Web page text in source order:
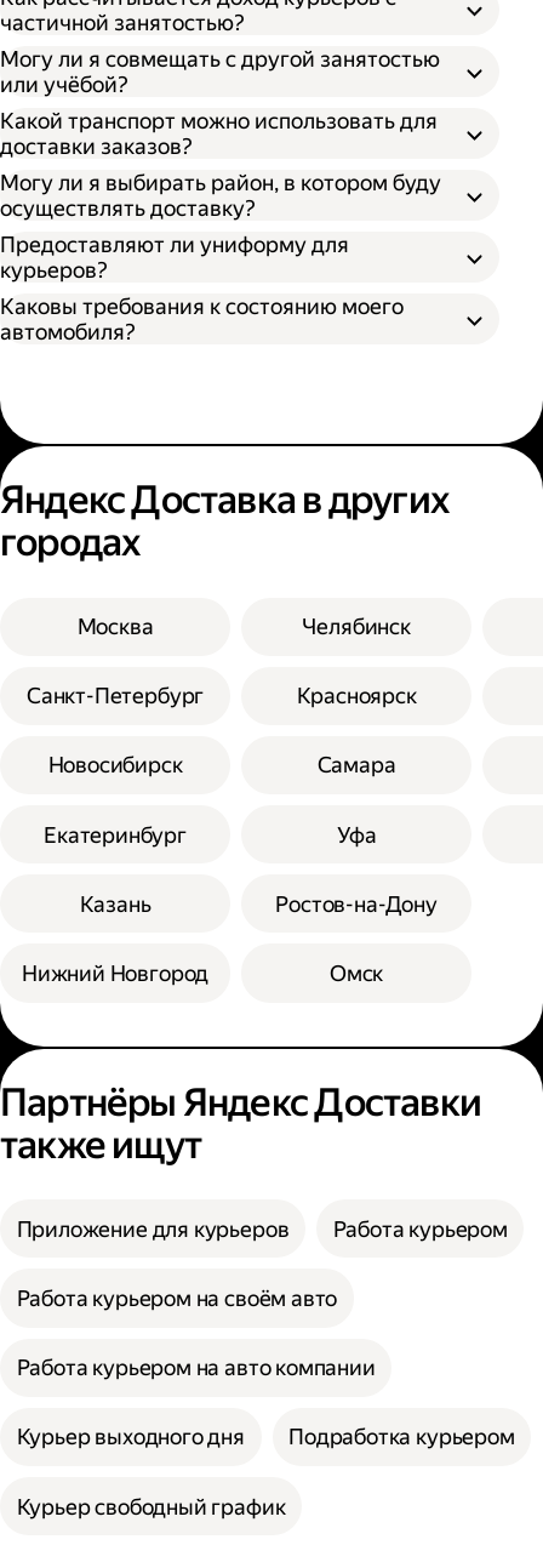
частичной занятостью?
Могу ли я совмещать с другой занятостью
или учёбой?
Какой транспорт можно использовать для
доставки заказов?
Могу ли я выбирать район, в котором буду
осуществлять доставку?
Предоставляют ли униформу для
курьеров?
Каковы требования к состоянию моего
автомобиля?
Яндекс Доставка в других
городах
Москва
Санкт-Петербург
Новосибирск
Екатеринбург
Казань
Нижний Новгород
Челябинск
Красноярск
Самара
Уфа
Ростов-на-Дону
Омск
Партнёры Яндекс Доставки
также ищут
Приложение для курьеров Работа курьером
Работа курьером на своём авто
Работа курьером на авто компании
Курьер выходного дня Подработка курьером
Курьер свободный график